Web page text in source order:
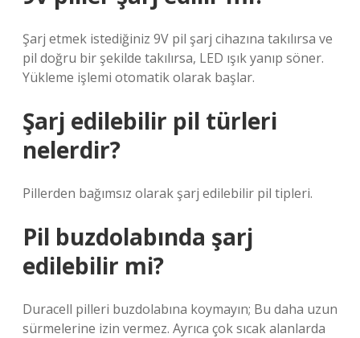
Şarj etmek istediğiniz 9V pil şarj cihazına takılırsa ve
pil doğru bir şekilde takılırsa, LED ışık yanıp söner.
Yükleme işlemi otomatik olarak başlar.
Şarj edilebilir pil türleri
nelerdir?
Pillerden bağımsız olarak şarj edilebilir pil tipleri.
Pil buzdolabında şarj
edilebilir mi?
Duracell pilleri buzdolabına koymayın; Bu daha uzun
sürmelerine izin vermez. Ayrıca çok sıcak alanlarda